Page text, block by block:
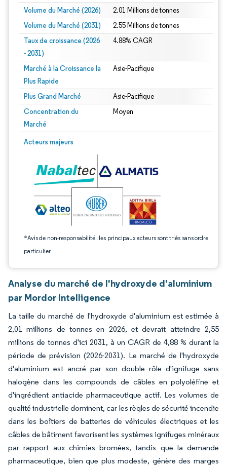
Volume du Marché (2026) 2.01 Millions de tonnes
Volume du Marché (2031) 2.55 Millions de tonnes
Taux de croissance (2026
- 2031)
4.88% CAGR
Marché à la Croissance la
Plus Rapide
Asie-Pacifique
Plus Grand Marché Asie-Pacifique
Concentration du
Marché
Moyen
Acteurs majeurs
*Avis de non-responsabilité : les principaux acteurs sont triés sans ordre
particulier
Image © Mordor Intelligence. La réutilisation nécessite une attribution sous CC
Analyse du marché de l'hydroxyde d'aluminium
par Mordor Intelligence
La taille du marché de l'hydroxyde d'aluminium est estimée à
2,01 millions de tonnes en 2026, et devrait atteindre 2,55
millions de tonnes d'ici 2031, à un CAGR de 4,88 % durant la
période de prévision (2026-2031). Le marché de l'hydroxyde
d'aluminium est ancré par son double rôle d'ignifuge sans
halogène dans les compounds de câbles en polyoléfine et
d'ingrédient antiacide pharmaceutique actif. Les volumes de
qualité industrielle dominent, car les règles de sécurité incendie
dans les boîtiers de batteries de véhicules électriques et les
câbles de bâtiment favorisent les systèmes ignifuges minéraux
par rapport aux chimies bromées, tandis que la demande
pharmaceutique, bien que plus modeste, génère des marges